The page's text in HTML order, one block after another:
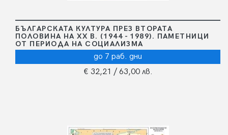
БЪЛГАРСКАТА КУЛТУРА ПРЕЗ ВТОРАТА
ПОЛОВИНА НА ХХ В. (1944 - 1989). ПАМЕТНИЦИ
ОТ ПЕРИОДА НА СОЦИАЛИЗМА
до 7 раб. дни
€ 32,21 / 63,00 лв.